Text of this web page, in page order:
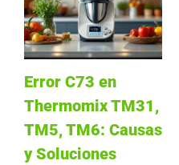
Error C73 en
Thermomix TM31,
TM5, TM6: Causas
y Soluciones